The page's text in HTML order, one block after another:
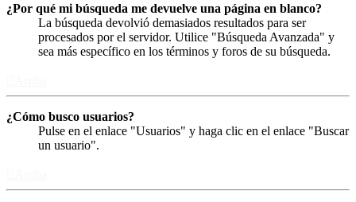
¿Por qué mi búsqueda me devuelve una página en blanco?
La búsqueda devolvió demasiados resultados para ser
procesados por el servidor. Utilice "Búsqueda Avanzada" y
sea más específico en los términos y foros de su búsqueda.
¿Cómo busco usuarios?
Pulse en el enlace "Usuarios" y haga clic en el enlace "Buscar
un usuario".